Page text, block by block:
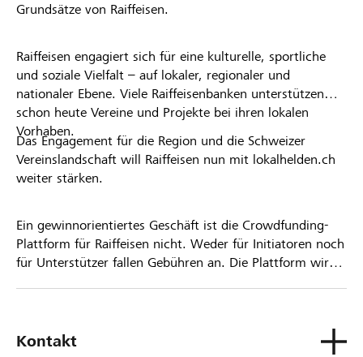
Grundsätze von Raiffeisen.
Raiffeisen engagiert sich für eine kulturelle, sportliche
und soziale Vielfalt – auf lokaler, regionaler und
nationaler Ebene. Viele Raiffeisenbanken unterstützen
schon heute Vereine und Projekte bei ihren lokalen
Vorhaben.
Das Engagement für die Region und die Schweizer
Vereinslandschaft will Raiffeisen nun mit lokalhelden.ch
weiter stärken.
Ein gewinnorientiertes Geschäft ist die Crowdfunding-
Plattform für Raiffeisen nicht. Weder für Initiatoren noch
für Unterstützer fallen Gebühren an. Die Plattform wird
Kontakt